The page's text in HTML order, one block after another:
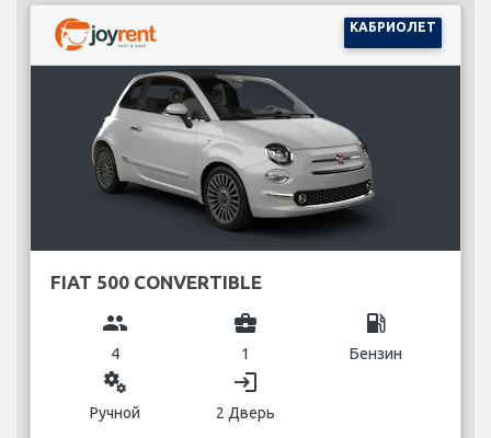
КАБРИОЛЕТ
FIAT 500 CONVERTIBLE
group
4
business_center
1
local_gas_station
Бензин
miscellaneous_services
Ручной
login
2 Дверь